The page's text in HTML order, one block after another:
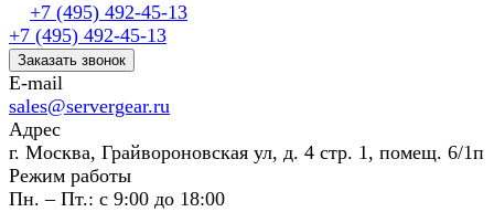
+7 (495) 492-45-13
+7 (495) 492-45-13
Заказать звонок
E-mail
sales@servergear.ru
Адрес
г. Москва, Грайвороновская ул, д. 4 стр. 1, помещ. 6/1п
Режим работы
Пн. – Пт.: с 9:00 до 18:00